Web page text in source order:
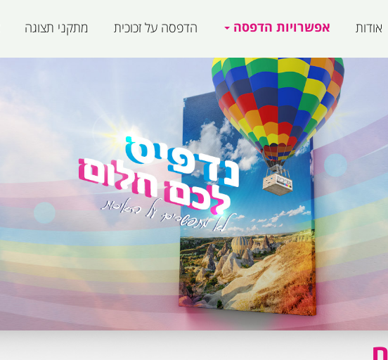
אודות אפשרויות הדפסה הדפסה על זכוכית מתקני תצוגה